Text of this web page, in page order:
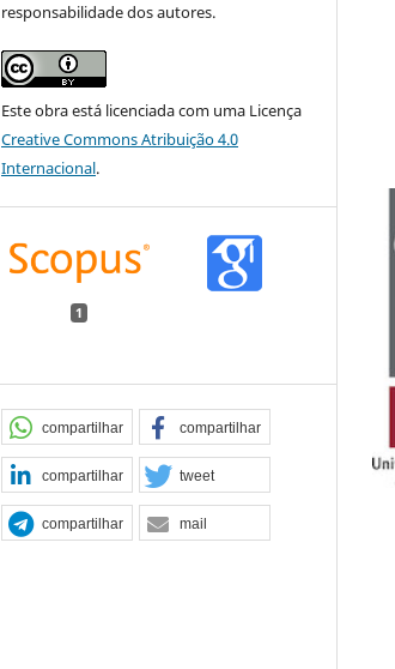
responsabilidade dos autores.
Este obra está licenciada com uma Licença
Creative Commons Atribuição 4.0
Internacional.
1
compartilhar compartilhar
compartilhar tweet
compartilhar mail